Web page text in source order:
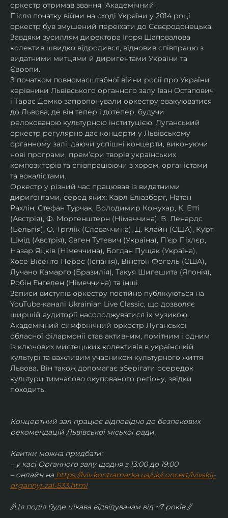
оркестр отримав звання "Академічний".
Після початку війни на сході України у 2014 році
оркестр був змушений переїхати до Сєвєродонецька.
Завдяки зусиллям директора Ігоря Шаповалова
колектив швидко відродився, відновив співпрацю з
видатними митцями й диригентами України та
Європи.
З початком повномасштабної війни росії про України
керівники Львівського органного залу Іван Остапович
і Тарас Демко запропонували оркестру евакуюватися
до Львова, де він тепер і дотепер, будучи
релокованою культурною інституцією. Луганський
оркестр регулярно дає концерти у Львівському
органному залі, даючи успішні концерти, виконуючи
нові програми, прем’єри творів українських
композиторів та співпрацюючи з хором, органістами
та вокалістами.
Оркестр у різний час працював із видатними
дириґентами, серед яких: Карл Еліазберг, Натан
Рахлін, Стефан Турчак, Володимир Кожухар, К. Етті
(Австрія), Ф. Моргенштерн (Німеччина), В. Ленардс
(Бельгія), О. Трглік (Словаччина), Д. Клайн (США), Курт
Шмід (Австрія), Євген Тутевич (Україна), П’єр Піхлєр,
Назар Яцків (Німеччина), Богдан Пущак (Україна),
Хосе Вісенто Перес (Іспанія), Вінстон Фогель (США),
Лучано Камарго (Бразилія), Такуя Шигешита (Японія),
Робін Енгелен (Німеччина) та інші.
Записи виступів оркестру постійно публікуються на
YouTube-каналі Ukrainian Live Classic, що дозволяє
ширшій аудиторії насолоджуватися їх музикою​.
Академічний симфонічний оркестр Луганської
обласної філармонії став активним, помітним і одним
із ключових мистецьких колективів в українській
культурі та важливим учасником культурного життя
Львова. Він також допомагає зберігати осередок
культури тимчасово окупованого регіону, звідки
походить.
Концертний зал працює відповідно до безпекових
рекомендацій Львівської міської ради.
Квитки можна придбати:
– у касі Органного залу щодня з 13:00 до 19:00
– онлайн на https://lviv.kontramarka.ua/uk/concert/lvivskij-
organnyj-zal-533.html
//Ця подія буде цікава відвідувачам від ~7 років.//